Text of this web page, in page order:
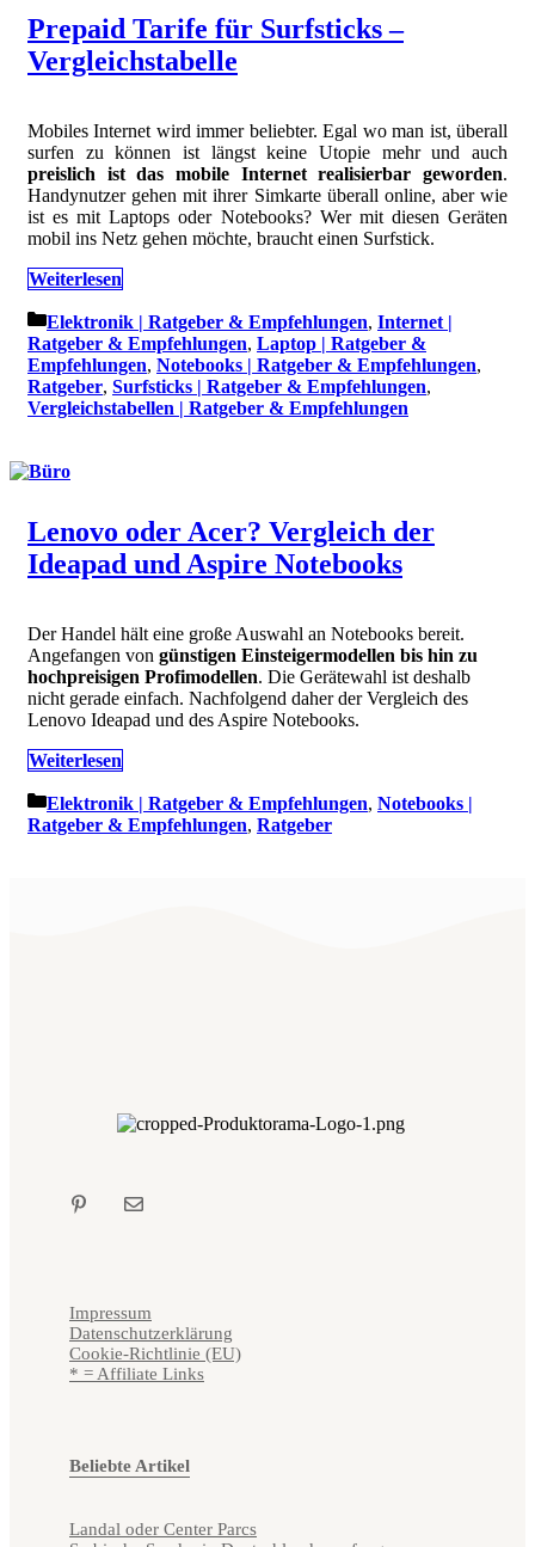
Prepaid Tarife für Surfsticks –
Vergleichstabelle
Mobiles Internet wird immer beliebter. Egal wo man ist, überall
surfen zu können ist längst keine Utopie mehr und auch
preislich ist das mobile Internet realisierbar geworden.
Handynutzer gehen mit ihrer Simkarte überall online, aber wie
ist es mit Laptops oder Notebooks? Wer mit diesen Geräten
mobil ins Netz gehen möchte, braucht einen Surfstick.
Weiterlesen
Kategorien
Elektronik | Ratgeber & Empfehlungen, Internet |
Ratgeber & Empfehlungen, Laptop | Ratgeber &
Empfehlungen, Notebooks | Ratgeber & Empfehlungen,
Ratgeber, Surfsticks | Ratgeber & Empfehlungen,
Vergleichstabellen | Ratgeber & Empfehlungen
Lenovo oder Acer? Vergleich der
Ideapad und Aspire Notebooks
Der Handel hält eine große Auswahl an Notebooks bereit.
Angefangen von günstigen Einsteigermodellen bis hin zu
hochpreisigen Profimodellen. Die Gerätewahl ist deshalb
nicht gerade einfach. Nachfolgend daher der Vergleich des
Lenovo Ideapad und des Aspire Notebooks.
Weiterlesen
Kategorien
Elektronik | Ratgeber & Empfehlungen, Notebooks |
Ratgeber & Empfehlungen, Ratgeber
Impressum
Datenschutzerklärung
Cookie-Richtlinie (EU)
* = Affiliate Links
Beliebte Artikel
Landal oder Center Parcs